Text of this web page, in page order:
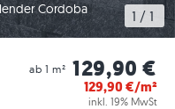
Cordoba
1 / 1
ab 1 m² 129,90 €
129,90€/m²
inkl. 19% MwSt